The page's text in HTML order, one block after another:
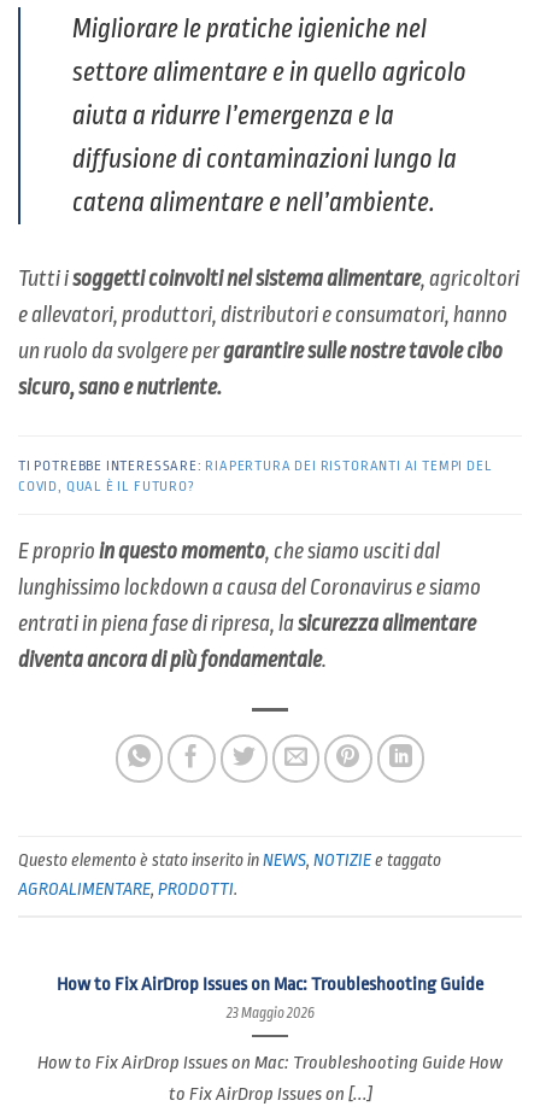
Migliorare le pratiche igieniche nel
settore alimentare e in quello agricolo
aiuta a ridurre l’emergenza e la
diffusione di contaminazioni lungo la
catena alimentare e nell’ambiente.
Tutti isoggetti coinvolti nel sistema alimentare, agricoltori
e allevatori, produttori, distributori e consumatori, hanno
un ruolo da svolgere pergarantire sulle nostre tavole cibo
sicuro, sano e nutriente.
TI POTREBBE INTERESSARE: RIAPERTURA DEI RISTORANTI AI TEMPI DEL
COVID, QUAL È IL FUTURO?
E proprio in questo momento, che siamo usciti dal
lunghissimo lockdown a causa del Coronavirus e siamo
entrati in piena fase di ripresa, lasicurezza alimentare
diventa ancora di più fondamentale.
Questo elemento è stato inserito inNEWS, NOTIZIEe taggato
AGROALIMENTARE, PRODOTTI.
How to Fix AirDrop Issues on Mac: Troubleshooting Guide
23 Maggio 2026
How to Fix AirDrop Issues on Mac: Troubleshooting Guide How
to Fix AirDrop Issues on [...]